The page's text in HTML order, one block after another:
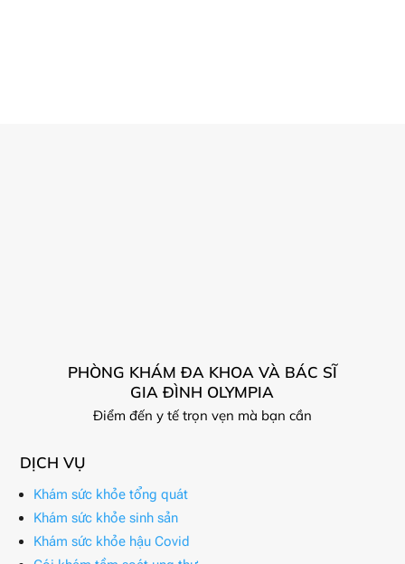
PHÒNG KHÁM ĐA KHOA VÀ BÁC SĨ
GIA ĐÌNH OLYMPIA
Điểm đến y tế trọn vẹn mà bạn cần
DỊCH VỤ
Khám sức khỏe tổng quát
Khám sức khỏe sinh sản
Khám sức khỏe hậu Covid